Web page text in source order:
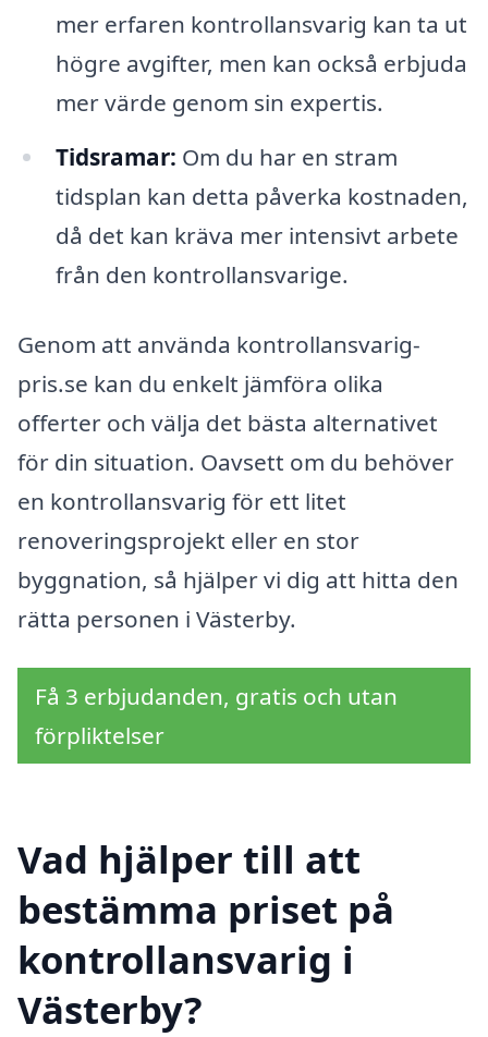
mer erfaren kontrollansvarig kan ta ut
högre avgifter, men kan också erbjuda
mer värde genom sin expertis.
Tidsramar: Om du har en stram
tidsplan kan detta påverka kostnaden,
då det kan kräva mer intensivt arbete
från den kontrollansvarige.
Genom att använda kontrollansvarig-
pris.se kan du enkelt jämföra olika
offerter och välja det bästa alternativet
för din situation. Oavsett om du behöver
en kontrollansvarig för ett litet
renoveringsprojekt eller en stor
byggnation, så hjälper vi dig att hitta den
rätta personen i Västerby.
Få 3 erbjudanden, gratis och utan
förpliktelser
Vad hjälper till att
bestämma priset på
kontrollansvarig i
Västerby?